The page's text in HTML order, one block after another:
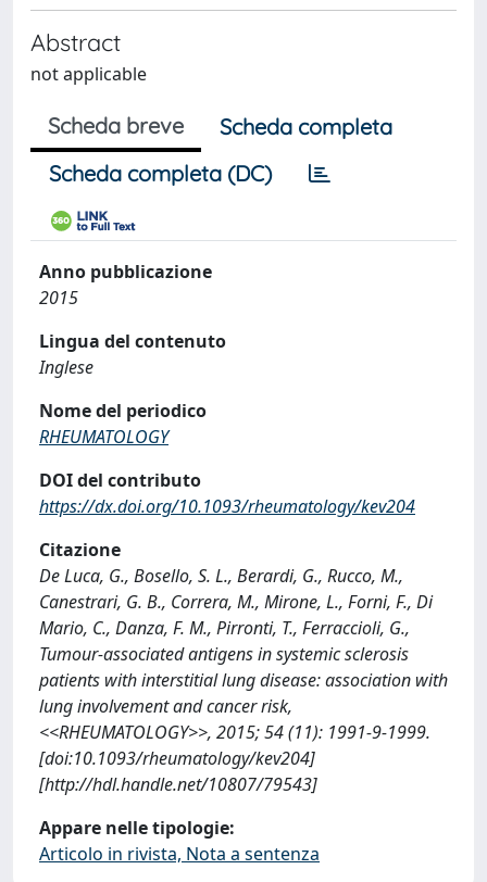
Abstract
not applicable
Scheda breve
Scheda completa
Scheda completa (DC)
Anno pubblicazione
2015
Lingua del contenuto
Inglese
Nome del periodico
RHEUMATOLOGY
DOI del contributo
https://dx.doi.org/10.1093/rheumatology/kev204
Citazione
De Luca, G., Bosello, S. L., Berardi, G., Rucco, M.,
Canestrari, G. B., Correra, M., Mirone, L., Forni, F., Di
Mario, C., Danza, F. M., Pirronti, T., Ferraccioli, G.,
Tumour-associated antigens in systemic sclerosis
patients with interstitial lung disease: association with
lung involvement and cancer risk,
<<RHEUMATOLOGY>>, 2015; 54 (11): 1991-9-1999.
[doi:10.1093/rheumatology/kev204]
[http://hdl.handle.net/10807/79543]
Appare nelle tipologie:
Articolo in rivista, Nota a sentenza